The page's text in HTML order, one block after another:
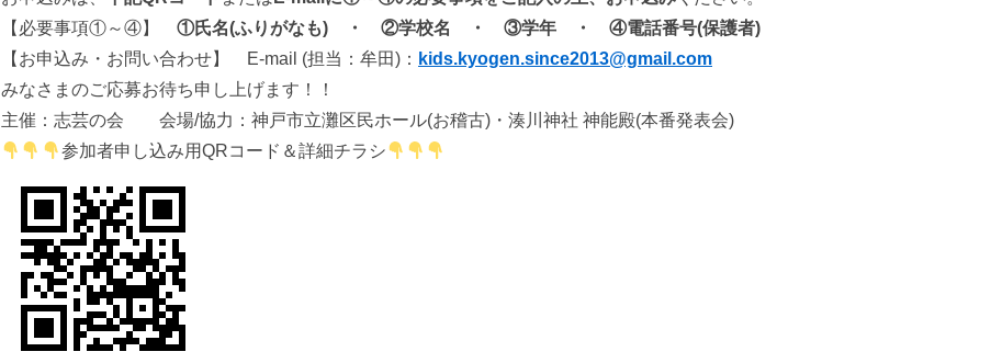
【必要事項①～④】①氏名(ふりがなも) ・ ②学校名 ・ ③学年 ・ ④電話番号(保護者)
【お申込み・お問い合わせ】 E-mail (担当：牟田)： kids.kyogen.since2013@gmail.com
みなさまのご応募お待ち申し上げます！！
主催：志芸の会 会場/協力：神戸市立灘区民ホール(お稽古)・湊川神社 神能殿(本番発表会)
参加者申し込み用QRコード＆詳細チラシ